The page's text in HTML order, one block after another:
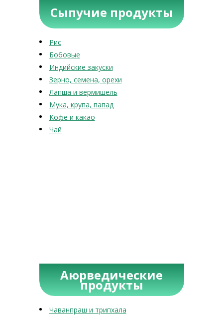
Сыпучие продукты
Рис
Бобовые
Индийские закуски
Зерно, семена, орехи
Лапша и вермишель
Мука, крупа, папад
Кофе и какао
Чай
Аюрведические
продукты
Чаванпраш и трипхала